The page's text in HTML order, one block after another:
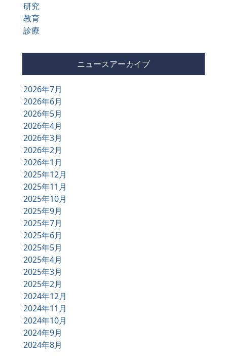
研究
教育
診療
ニュースアーカイブ
2026年7月
2026年6月
2026年5月
2026年4月
2026年3月
2026年2月
2026年1月
2025年12月
2025年11月
2025年10月
2025年9月
2025年7月
2025年6月
2025年5月
2025年4月
2025年3月
2025年2月
2024年12月
2024年11月
2024年10月
2024年9月
2024年8月